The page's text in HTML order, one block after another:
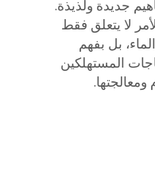
ولذيذة.
يتعلق فقط
بل بفهم